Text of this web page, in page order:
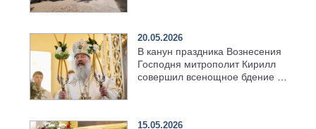
20.05.2026
В канун праздника Вознесения
Господня митрополит Кирилл
совершил всенощное бдение в
15.05.2026